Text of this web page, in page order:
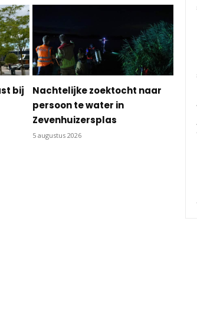
bij
Nachtelijke zoektocht naar
persoon te water in
Zevenhuizersplas
5 augustus 2026